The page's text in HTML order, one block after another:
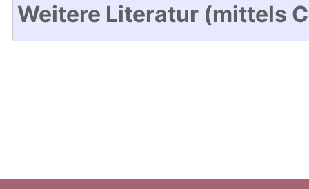
Weitere Literatur (mittels